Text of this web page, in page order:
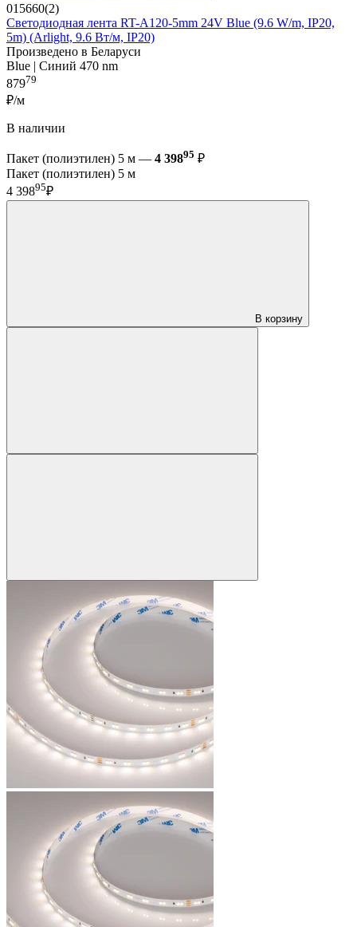
015660(2)
Светодиодная лента RT-A120-5mm 24V Blue (9.6 W/m, IP20,
5m) (Arlight, 9.6 Вт/м, IP20)
Произведено в Беларуси
Blue | Синий 470 nm
87979
₽/м
В наличии
Пакет (полиэтилен) 5 м — 4 39895 ₽
Пакет (полиэтилен) 5 м
4 39895₽
В корзину